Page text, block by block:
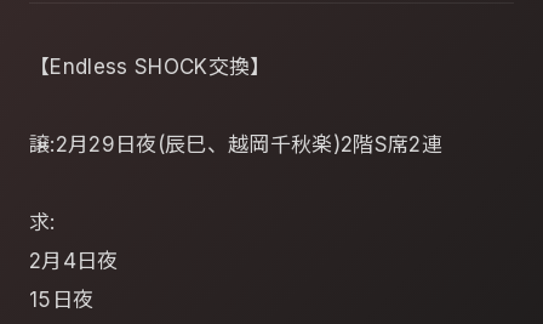
【Endless SHOCK交換】
譲:2月29日夜(辰巳、越岡千秋楽)2階S席2連
求:
2月4日夜
15日夜